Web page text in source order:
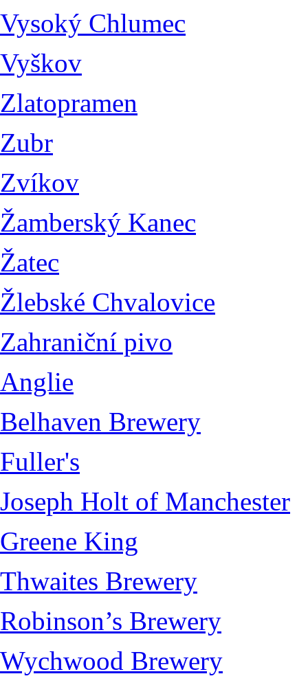
Vysoký Chlumec
Vyškov
Zlatopramen
Zubr
Zvíkov
Žamberský Kanec
Žatec
Žlebské Chvalovice
Zahraniční pivo
Anglie
Belhaven Brewery
Fuller's
Joseph Holt of Manchester
Greene King
Thwaites Brewery
Robinson’s Brewery
Wychwood Brewery